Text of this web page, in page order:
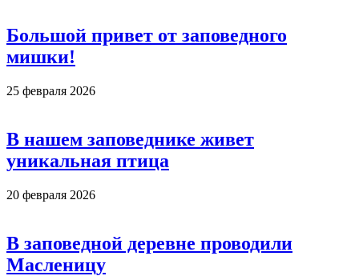
Большой привет от заповедного
мишки!
25 февраля 2026
В нашем заповеднике живет
уникальная птица
20 февраля 2026
В заповедной деревне проводили
Масленицу